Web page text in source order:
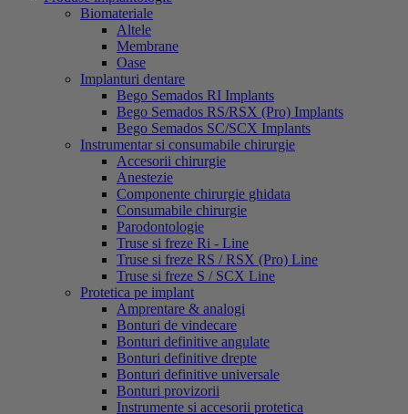
Biomateriale
Altele
Membrane
Oase
Implanturi dentare
Bego Semados RI Implants
Bego Semados RS/RSX (Pro) Implants
Bego Semados SC/SCX Implants
Instrumentar si consumabile chirurgie
Accesorii chirurgie
Anestezie
Componente chirurgie ghidata
Consumabile chirurgie
Parodontologie
Truse si freze Ri - Line
Truse si freze RS / RSX (Pro) Line
Truse si freze S / SCX Line
Protetica pe implant
Amprentare & analogi
Bonturi de vindecare
Bonturi definitive angulate
Bonturi definitive drepte
Bonturi definitive universale
Bonturi provizorii
Instrumente si accesorii protetica